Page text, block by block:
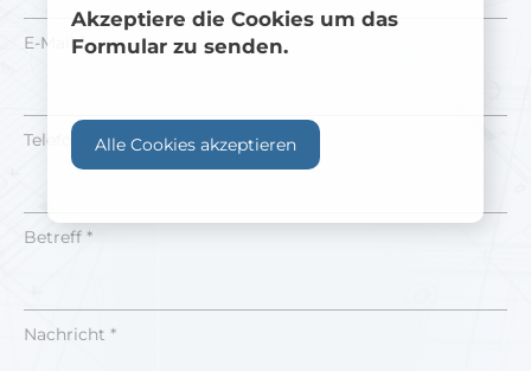
E-Mail *
Telefonnummer
Betreff *
Nachricht *
Akzeptiere die Cookies um das
Formular zu senden.
Alle Cookies akzeptieren